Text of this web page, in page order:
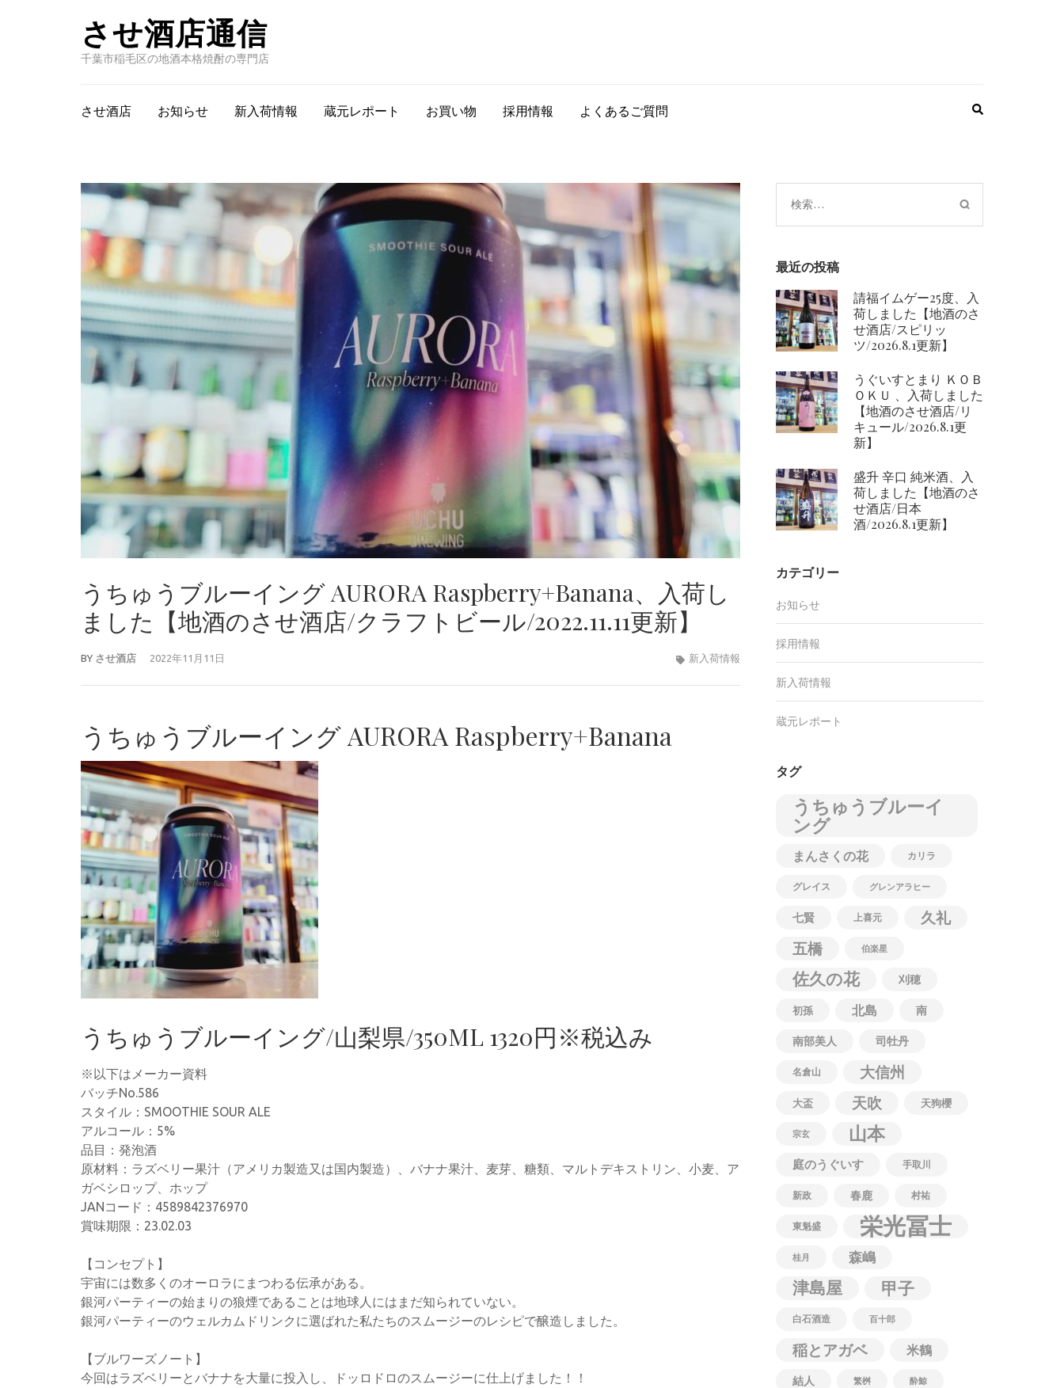
させ酒店通信
千葉市稲毛区の地酒本格焼酎の専門店
させ酒店 お知らせ 新入荷情報 蔵元レポート お買い物 採用情報 よくあるご質問
うちゅうブルーイング AURORA Raspberry+Banana、入荷し
ました【地酒のさせ酒店/クラフトビール/2022.11.11更新】
BY させ酒店 2022年11月11日 新入荷情報
うちゅうブルーイング AURORA Raspberry+Banana
うちゅうブルーイング/山梨県/350ML 1320円※税込み
※以下はメーカー資料
バッチNo.586
スタイル：SMOOTHIE SOUR ALE
アルコール：5%
品目：発泡酒
原材料：ラズベリー果汁（アメリカ製造又は国内製造）、バナナ果汁、麦芽、糖類、マルトデキストリン、小麦、ア
ガベシロップ、ホップ
JANコード：4589842376970
賞味期限：23.02.03
【コンセプト】
宇宙には数多くのオーロラにまつわる伝承がある。
銀河パーティーの始まりの狼煙であることは地球人にはまだ知られていない。
銀河パーティーのウェルカムドリンクに選ばれた私たちのスムージーのレシピで醸造しました。
【ブルワーズノート】
今回はラズベリーとバナナを大量に投入し、ドッロドロのスムージーに仕上げました！！
検
索:
最近の投稿
請福イムゲー25度、入
荷しました【地酒のさ
せ酒店/スピリッ
ツ/2026.8.1更新】
うぐいすとまり ＫＯＢ
ＯＫＵ 、入荷しました
【地酒のさせ酒店/リ
キュール/2026.8.1更
新】
盛升 辛口 純米酒、入
荷しました【地酒のさ
せ酒店/日本
酒/2026.8.1更新】
カテゴリー
お知らせ
採用情報
新入荷情報
蔵元レポート
タグ
うちゅうブルーイ
ング
まんさくの花 カリラ
グレイス グレンアラヒー
七賢 上喜元
久礼
五橋
伯楽星
佐久の花 刈穂
初孫 北島 南
南部美人 司牡丹
名倉山 大信州
大盃 天吹 天狗櫻
宗玄 山本
庭のうぐいす 手取川
新政 春鹿 村祐
東魁盛 栄光冨士
桂月 森嶋
津島屋 甲子
白石酒造 百十郎
稲とアガベ 米鶴
結人 繁桝 酔鯨